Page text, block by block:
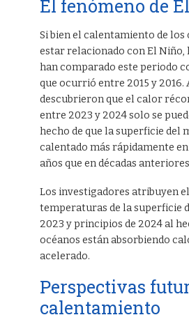
El fenómeno de
Si bien el calentamiento de los
estar relacionado con El Niño,
han comparado este periodo
que ocurrió entre 2015 y 2016.
descubrieron que el calor
entre 2023 y 2024 solo se
hecho de que la superficie del
calentado más rápidamente
años que en décadas
Los investigadores atribuyen el
temperaturas de la superficie
2023 y principios de 2024 al
océanos están absorbiendo
acelerado.
Perspectivas
calentamiento